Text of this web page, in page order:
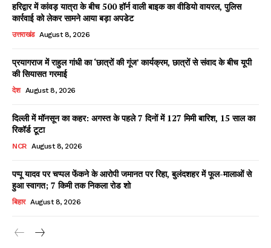
Facebook
X
Read Latest News on AIN
हरिद्वार में कांवड़ यात्रा के बीच 500 हॉर्न वाली बाइक का वीडियो वायरल, पुलिस
कार्रवाई को लेकर सामने आया बड़ा अपडेट
उत्तराखंड August 8, 2026
प्रयागराज में राहुल गांधी का ‘छात्रों की गूंज’ कार्यक्रम, छात्रों से संवाद के बीच यूपी
की सियासत गरमाई
देश August 8, 2026
दिल्ली में मॉनसून का कहर: अगस्त के पहले 7 दिनों में 127 मिमी बारिश, 15 साल का
रिकॉर्ड टूटा
NCR August 8, 2026
पप्पू यादव पर चप्पल फेंकने के आरोपी जमानत पर रिहा, बुलंदशहर में फूल-मालाओं से
हुआ स्वागत; 7 किमी तक निकला रोड शो
बिहार August 8, 2026